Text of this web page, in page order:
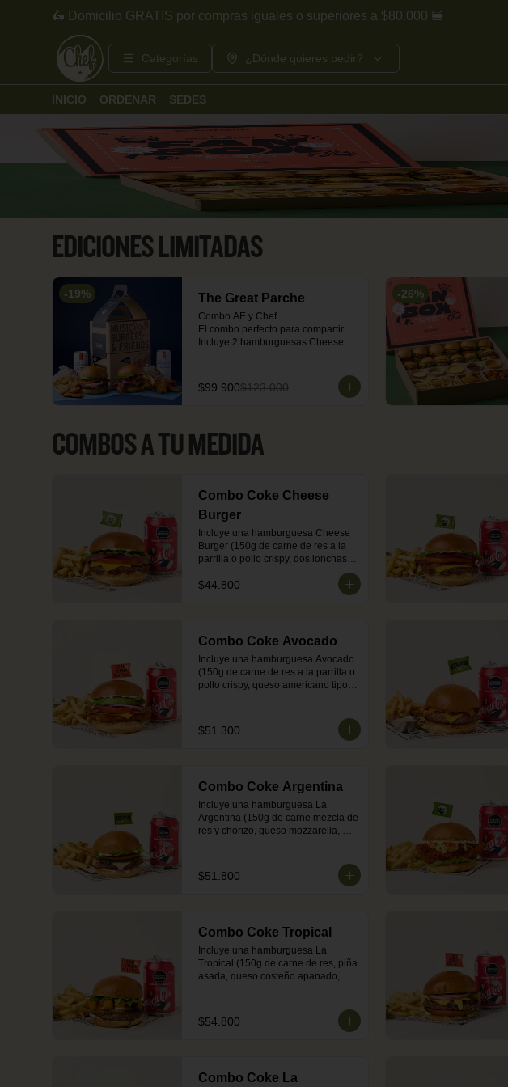
🛵 Domicilio GRATIS por compras iguales o superiores a $80.000 🍔
Categorías ¿Dónde quieres pedir?
INICIO ORDENAR SEDES
EDICIONES LIMITADAS
-19% The Great Parche
Combo AE y Chef.
El combo perfecto para compartir.
Incluye 2 hamburguesas Cheese
entradas a elección (Korean
Chicken Bites o Honey Chicken
$99.900$123.000
-26%
COMBOS A TU MEDIDA
Combo Coke Cheese
Burger
Incluye una hamburguesa Cheese
Burger (150g de carne de res a la
parrilla o pollo crispy, dos lonchas
de queso americano tipo cheddar,
lechuga, tomate, cebolla, salsa de
ensalada) + una Coca-Cola Zero.
$44.800
Combo Coke Avocado
Incluye una hamburguesa Avocado
(150g de carne de res a la parrilla o
pollo crispy, queso americano tipo
tomate y mostaza en pan brioche
dorado en mantequilla) +
$51.300
Combo Coke Argentina
Incluye una hamburguesa La
Argentina (150g de carne mezcla de
res y chorizo, queso mozzarella,
en mantequilla) + acompañamiento
(papas o ensalada) + una gaseosa
tras su cocción.
$51.800
Combo Coke Tropical
Incluye una hamburguesa La
Tropical (150g de carne de res, piña
asada, queso costeño apanado,
mantequilla) + acompañamiento
(papas o ensalada) + una Coca-
$54.800
Combo Coke La